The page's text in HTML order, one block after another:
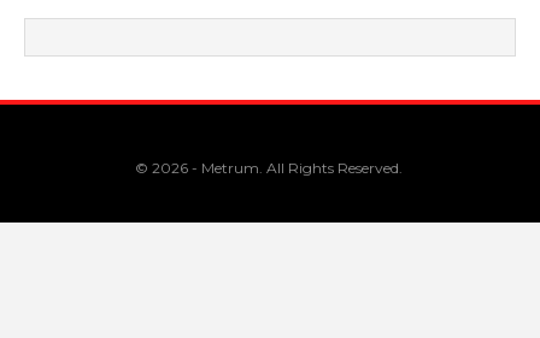
© 2026 - Metrum. All Rights Reserved.